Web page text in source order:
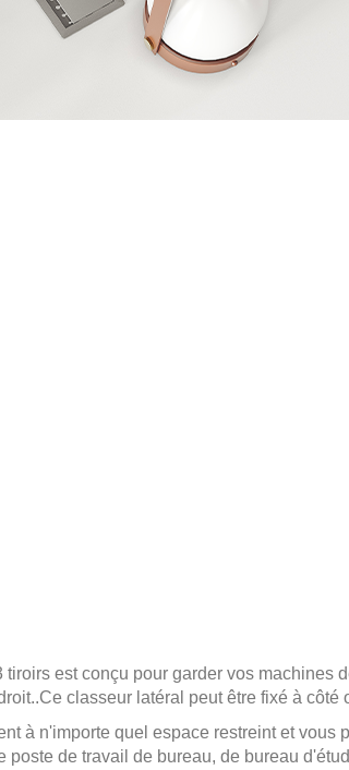
est conçu pour garder vos machines
.Ce classeur latéral peut être fixé à côté
à n'importe quel espace restreint et vous
de travail de bureau, de bureau